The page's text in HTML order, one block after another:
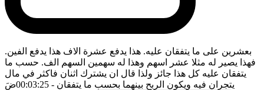
بعشرين على ما يتفقان عليه. هذا يدفع عشرة الاف هذا يدفع الفين.
فهذا يصير له مثلا عشر اسهم وهذا له سهمين السهم الف. حسب ما
يتفقان عليه كل هذا جائز ولذا قال ان يشترك اثنان فاكثر في مال
يتجران فيه ويكون الربح بينهما بحسب ما يتفقان - 00:03:25 ضَ